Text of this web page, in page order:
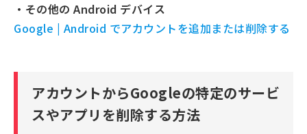
・その他の Android デバイス
Google | Android でアカウントを追加または削除する
アカウントからGoogleの特定のサービ
スやアプリを削除する方法